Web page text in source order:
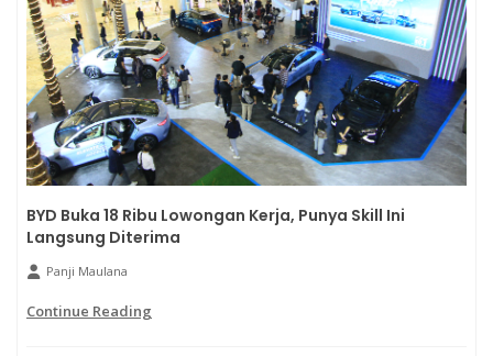
BYD Buka 18 Ribu Lowongan Kerja, Punya Skill Ini
Langsung Diterima
Panji Maulana
Continue Reading